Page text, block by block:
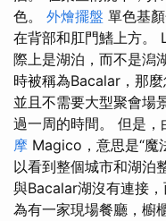
色。 外燴擺盤 單色基
在背部和肛門鰭上方。
際上是湖泊，而不是潟
時被稱為Bacalar，那
並且不需要大型聚會場
過一周的時間。 但是
摩 Magico，意思是“魔
以看到整個城市和湖泊
與Bacalar湖沒有連接
為有一家現場餐廳，櫥